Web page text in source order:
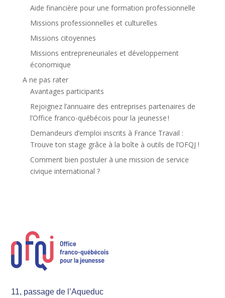
Aide financière pour une formation professionnelle
Missions professionnelles et culturelles
Missions citoyennes
Missions entrepreneuriales et développement
économique
A ne pas rater
Avantages participants
Rejoignez l’annuaire des entreprises partenaires de
l’Office franco-québécois pour la jeunesse !
Demandeurs d’emploi inscrits à France Travail :
Trouve ton stage grâce à la boîte à outils de l’OFQJ !
Comment bien postuler à une mission de service
civique international ?
11, passage de l’Aqueduc